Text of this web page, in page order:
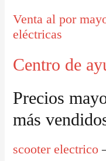
Venta al por
eléctricas
Centro de
Precios
más
scooter electrico